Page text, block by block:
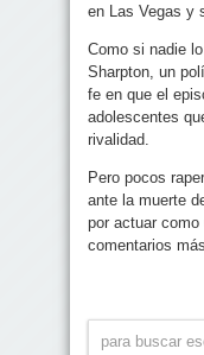
en Las Vegas y
Como si nadie
Sharpton, un
fe en que el
adolescentes
rivalidad.
Pero pocos
ante la muerte
por actuar como
comentarios